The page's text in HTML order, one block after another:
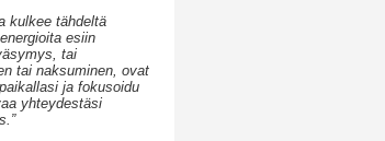
kulkee tähdeltä
esiin
tai
tai naksuminen, ovat
ja fokusoidu
yhteydestäsi